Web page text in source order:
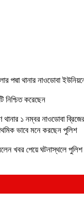
থানার নাওডোবা
নিশ্চিত করেছেন
১ নম্বর নাওডোবা
ভাবে মনে করছেন পুলিশ
খবর পেয়ে ঘটনাস্থলে